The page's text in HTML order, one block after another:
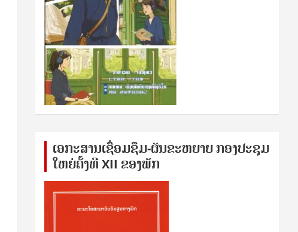
ເອກ​ະ​ສານ​ເຊ​ື່ອມ​ຊ​ຶມ-ຜັນ​ຂະ​ຫ​ຍາຍ ກອງ​ປະ​ຊຸມ​
ໃຫຍ່​ຄັ້ງ​ທີ XII ຂອງ​ພັກ